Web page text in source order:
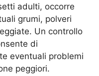
adulti, occorre
grumi, polveri
Un controllo
di
eventuali problemi
peggiori.